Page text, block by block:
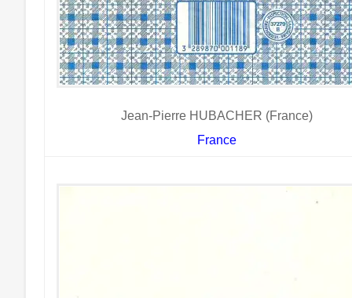
Jean-Pierre HUBACHER (France)
France